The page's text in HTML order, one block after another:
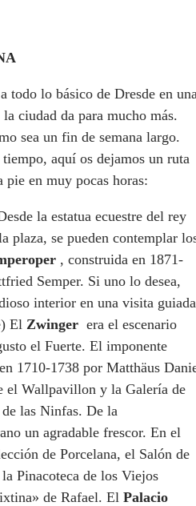
todo lo básico de Dresde en
ciudad da para mucho más.
sea un fin de semana largo.
aquí os dejamos un ruta
en muy pocas horas:
la estatua ecuestre del rey
plaza, se pueden contemplar
, construida en 1871-
Semper. Si uno lo desea,
interior en una visita
El Zwinger era el escenario
el Fuerte. El imponente
1710-1738 por Matthäus
el Wallpavillon y la Galería de
las Ninfas. De la
un agradable frescor. En el
de Porcelana, el Salón de
Pinacoteca de los Viejos
de Rafael. El Palacio